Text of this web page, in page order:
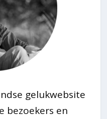
gelukwebsite
bezoekers en